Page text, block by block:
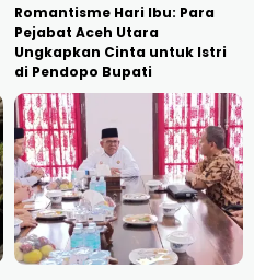
Romantisme Hari Ibu: Para
Pejabat Aceh Utara
Ungkapkan Cinta untuk Istri
di Pendopo Bupati